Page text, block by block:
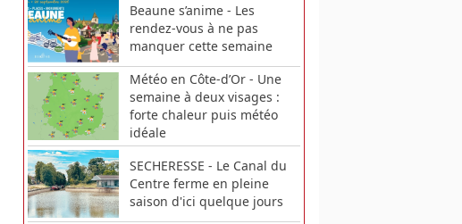
Beaune s’anime - Les
rendez-vous à ne pas
manquer cette semaine
Météo en Côte-d’Or - Une
semaine à deux visages :
forte chaleur puis météo
idéale
SECHERESSE - Le Canal du
Centre ferme en pleine
saison d'ici quelque jours